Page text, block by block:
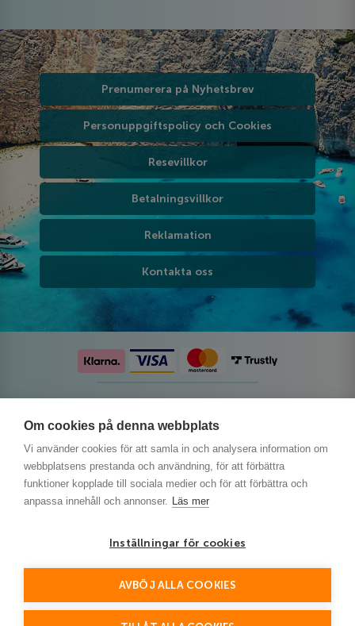
Om cookies på denna webbplats
Vi använder cookies för att samla in och analysera information om
webbplatsens prestanda och användning, för att förbättra
funktioner kopplade till sociala medier och för att förbättra och
anpassa innehåll och annonser. Läs mer
Inställningar för cookies
AVBÖJ ALLA COOKIES
Prenumerera på Nyhetsbrev
Personuppgiftspolicy och Cookies
Resevillkor
Betalningsvillkor
Reklamation
Kontakta oss
This site is protected by reCAPTCHA and the Google
andTerms of Service apply.